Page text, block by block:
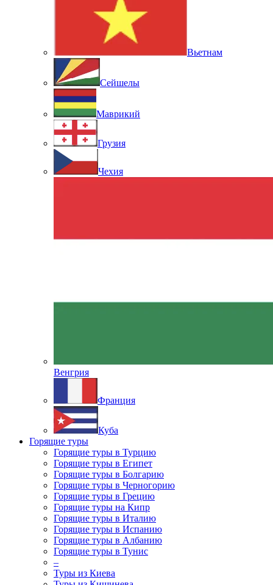
Вьетнам
Сейшелы
Маврикий
Грузия
Чехия
Венгрия
Франция
Куба
Горящие туры
Горящие туры в Турцию
Горящие туры в Египет
Горящие туры в Болгарию
Горящие туры в Черногорию
Горящие туры в Грецию
Горящие туры на Кипр
Горящие туры в Италию
Горящие туры в Испанию
Горящие туры в Албанию
Горящие туры в Тунис
–
Туры из Киева